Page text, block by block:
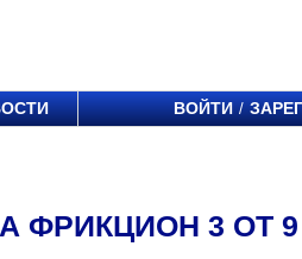
ВОЙТИ /
ФРИКЦИОН 3 ОТ 9